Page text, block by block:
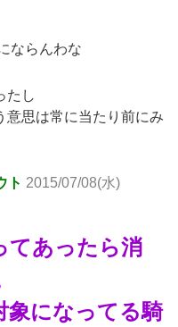
ならんわな
たし
意思は常に当たり前にみ
ト 2015/07/08(水)
てあったら消
象になってる騎